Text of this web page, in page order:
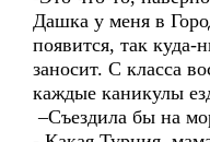
Дашка у меня в
появится, так куда-
заносит. С класса
каждые каникулы
–Съездила бы на